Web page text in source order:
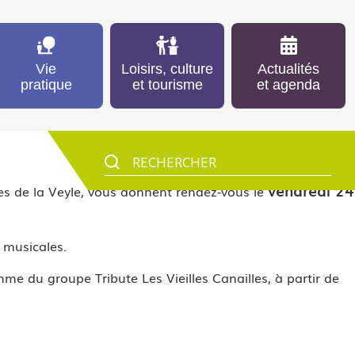
Vie
pratique
Loisirs, culture
et tourisme
Actualités
et agenda
de la Veyle, vous donnent rendez-vous levendredi 24
du groupe Tribute Les Vieilles Canailles, à partir de